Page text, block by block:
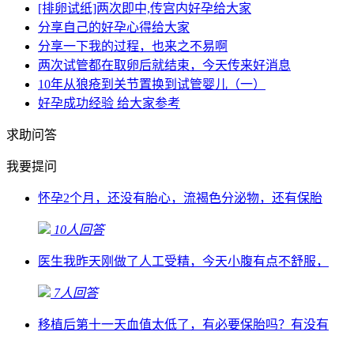
[排卵试纸]两次即中,传宫内好孕给大家
分享自己的好孕心得给大家
分享一下我的过程，也来之不易啊
两次试管都在取卵后就结束，今天传来好消息
10年从狼疮到关节置换到试管婴儿（一）
好孕成功经验 给大家参考
求助问答
我要提问
怀孕2个月，还没有胎心，流褐色分泌物，还有保胎
10人回答
医生我昨天刚做了人工受精，今天小腹有点不舒服，
7人回答
移植后第十一天血值太低了，有必要保胎吗？有没有